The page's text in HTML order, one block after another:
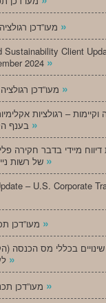
»
Sustainability Client
2024 »
»
וקיימות – רגולציות
»
מיידי בדבר חקירה
»
– U.S. Corporate
»
שינויים בכללי מס הכנסה
»
»